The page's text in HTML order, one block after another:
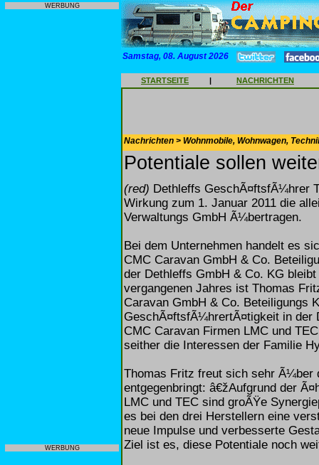
WERBUNG
WERBUNG
Samstag, 08. August 2026
STARTSEITE | NACHRICHTEN
Nachrichten > Wohnmobile, Wohnwagen,
Potentiale sollen
(red) Dethleffs GeschÃ¤ftsfÃ¼hrer
Wirkung zum 1. Januar 2011 die
Verwaltungs GmbH Ã¼bertragen.
Bei dem Unternehmen handelt es
CMC Caravan GmbH & Co.
der Dethleffs GmbH & Co. KG
vergangenen Jahres ist Thomas
Caravan GmbH & Co. Beteiligungs
GeschÃ¤ftsfÃ¼hrertÃ¤tigkeit in
CMC Caravan Firmen LMC und
seither die Interessen der Familie
Thomas Fritz freut sich sehr Ã¼ber
entgegenbringt: â€žAufgrund der
LMC und TEC sind groÃŸe
es bei den drei Herstellern eine
neue Impulse und verbesserte
Ziel ist es, diese Potentiale noch